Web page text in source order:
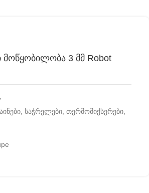
მოწყობილობა 3 მმ Robot
საჭრელები, თერმომიქსერები,